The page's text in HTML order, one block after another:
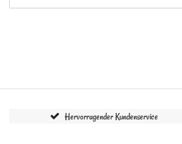
Hervorragender Kundenservice